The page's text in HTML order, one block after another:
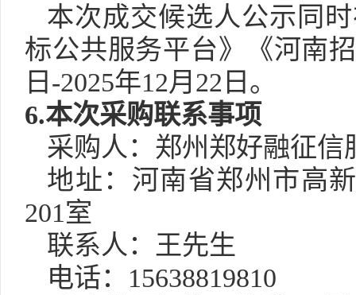
本次成交候选人公示同
标公共服务平台》 《河南
日 -2025年12月22日。
6.本次采购联系事项
采购人：郑州郑好融征信
地址：河南省郑州市高
201室
联系人：王先生
电话： 15638819810